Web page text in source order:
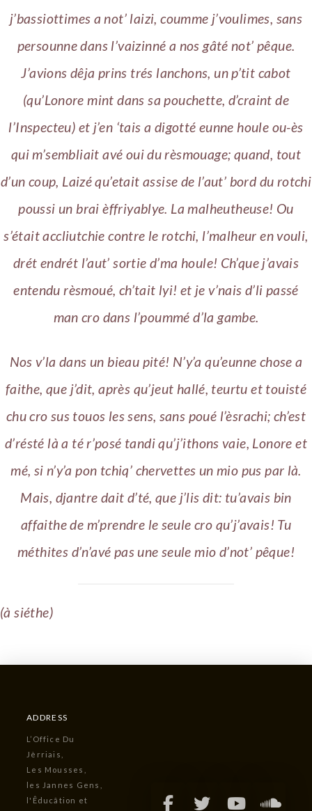
j’bassiottimes a not’ laizi, coumme j’voulimes, sans
persounne dans l’vaizinné a nos gâté not’ pêque.
J’avions dêja prins trés lanchons, un p’tit cabot
(qu’Lonore mint dans sa pouchette, d’craint de
l’Inspecteu) et j’en ‘tais a digotté eunne houle ou-ès
qui m’sembliait avé oui du rèsmouage; quand, tout
d’un coup, Laizé qu’etait assise de l’aut’ bord du rotchi
poussi un brai èffriyablye. La malheutheuse! Ou
s’était accliutchie contre le rotchi, l’malheur en vouli,
drét endrét l’aut’ sortie d’ma houle! Ch’que j’avais
entendu rèsmoué, ch’tait lyi! et je v’nais d’li passé
man cro dans l’poummé d’la gambe.
Nos v’la dans un bieau pité! N’y’a qu’eunne chose a
faithe, que j’dit, après qu’jeut hallé, teurtu et touisté
chu cro sus touos les sens, sans poué l’èsrachi; ch’est
d’résté là a té r’posé tandi qu’j’ithons vaie, Lonore et
mé, si n’y’a pon tchiq’ chervettes un mio pus par là.
Mais, djantre dait d’té, que j’lis dit: tu’avais bin
affaithe de m’prendre le seule cro qu’j’avais! Tu
méthites d’n’avé pas une seule mio d’not’ pêque!
(à siéthe)
ADDRESS
L’Office Du
Jèrriais,
Les Mousses,
les Jannes Gens,
l'Êducâtion et